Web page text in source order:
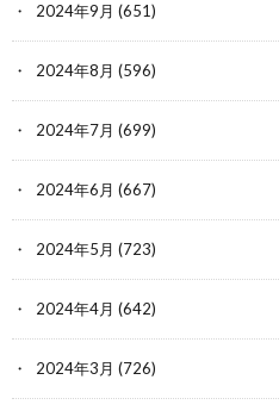
2024年9月 (651)
2024年8月 (596)
2024年7月 (699)
2024年6月 (667)
2024年5月 (723)
2024年4月 (642)
2024年3月 (726)